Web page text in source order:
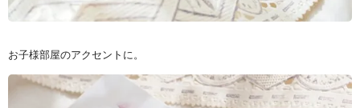
お子様部屋のアクセントに。